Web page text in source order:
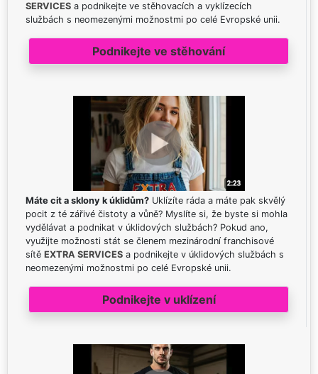
SERVICES a podnikejte ve stěhovacích a vyklízecích
službách s neomezenými možnostmi po celé Evropské unii.
Podnikejte ve stěhování
Máte cit a sklony k úklidům? Uklízíte ráda a máte pak skvělý
pocit z té zářivé čistoty a vůně? Myslíte si, že byste si mohla
vydělávat a podnikat v úklidových službách? Pokud ano,
využijte možnosti stát se členem mezinárodní franchisové
sítě EXTRA SERVICES a podnikejte v úklidových službách s
neomezenými možnostmi po celé Evropské unii.
Podnikejte v uklízení